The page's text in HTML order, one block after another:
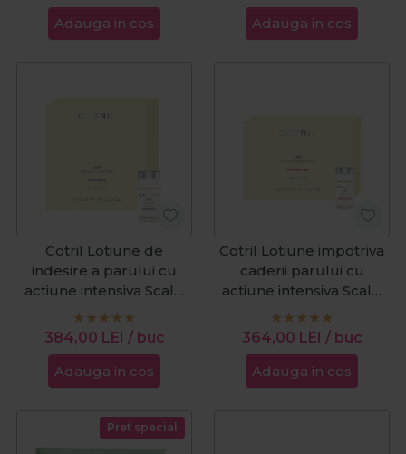
Adauga in cos Adauga in cos
Cotril Lotiune de
indesire a parului cu
actiune intensiva Scalp
Care Life 14 fiolex6ml
384,00 LEI / buc
Adauga in cos
Cotril Lotiune impotriva
caderii parului cu
actiune intensiva Scalp
Care Life 12 fiolex6ml
364,00 LEI / buc
Adauga in cos
Pret special